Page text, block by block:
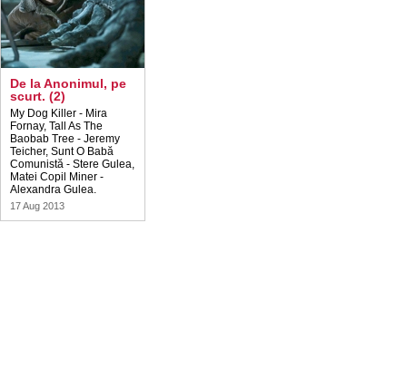
De la Anonimul, pe
scurt. (2)
My Dog Killer - Mira
Fornay, Tall As The
Baobab Tree - Jeremy
Teicher, Sunt O Babă
Comunistă - Stere Gulea,
Matei Copil Miner -
Alexandra Gulea.
17 Aug 2013